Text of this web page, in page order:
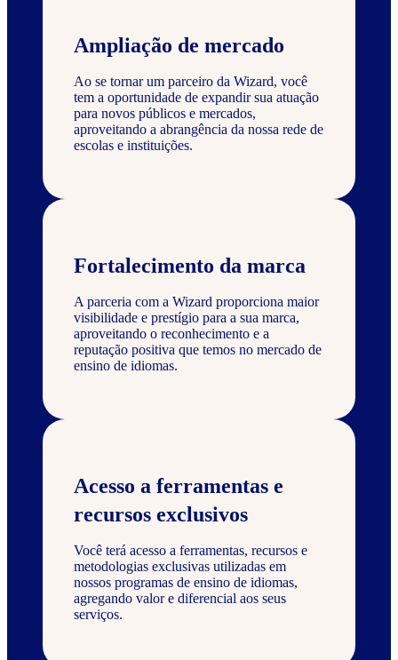
Ampliação de mercado
Ao se tornar um parceiro da Wizard, você
tem a oportunidade de expandir sua atuação
para novos públicos e mercados,
aproveitando a abrangência da nossa rede de
escolas e instituições.
Fortalecimento da marca
A parceria com a Wizard proporciona maior
visibilidade e prestígio para a sua marca,
aproveitando o reconhecimento e a
reputação positiva que temos no mercado de
ensino de idiomas.
Acesso a ferramentas e
recursos exclusivos
Você terá acesso a ferramentas, recursos e
metodologias exclusivas utilizadas em
nossos programas de ensino de idiomas,
agregando valor e diferencial aos seus
serviços.